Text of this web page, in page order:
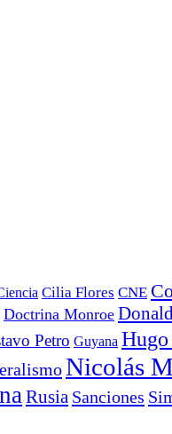
Cilia Flores CNE
Doctrina Monroe
Petro Guyana
Nicolás
Rusia Sanciones